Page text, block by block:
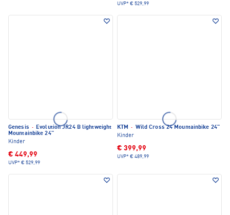
UVP* € 529,99
Genesis · Evolution JR24 B lightweight
Mountainbike 24"
Kinder
€ 449,99
UVP* € 529,99
KTM · Wild Cross 24 Mountainbike 24"
Kinder
€ 399,99
UVP* € 489,99